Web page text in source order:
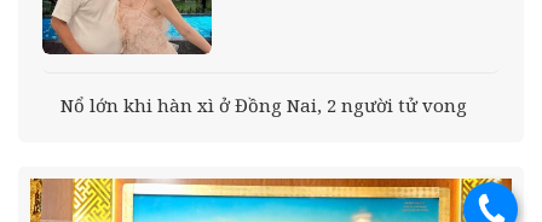
Nổ lớn khi hàn xì ở Đồng Nai, 2 người tử vong
.